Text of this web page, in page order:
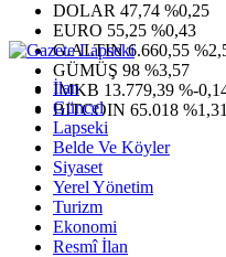
DOLAR 47,74 %0,25
EURO 55,25 %0,43
G.ALTIN6.660,55
GÜMÜŞ 98 %3,57
IMKB 13.779,39 %-
BITCOIN 65.018 %1,31
İlan
Güncel
Lapseki
Belde Ve Köyler
Siyaset
Yerel Yönetim
Turizm
Ekonomi
Resmî İlan